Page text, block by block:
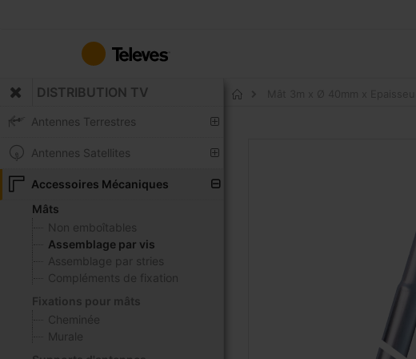
contenu
DISTRIBUTION TV
Antennes Terrestres
Antennes Satellites
Accessoires Mécaniques
Mâts
Non emboîtables
Assemblage par vis
Assemblage par stries
Compléments de fixation
Fixations pour mâts
Cheminée
Murale